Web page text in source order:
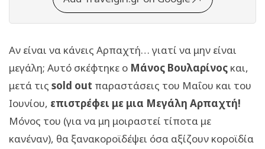
Αν είναι να κάνεις Αρπαχτή… γιατί να μην είναι
μεγάλη; Αυτό σκέφτηκε ο Μάνος Βουλαρίνος και,
μετά τις sold out παραστάσεις του Μαΐου και του
Ιουνίου, επιστρέφει με μια Μεγάλη Αρπαχτή!
Μόνος του (για να μη μοιραστεί τίποτα με
κανέναν), θα ξανακοροϊδέψει όσα αξίζουν κοροϊδία